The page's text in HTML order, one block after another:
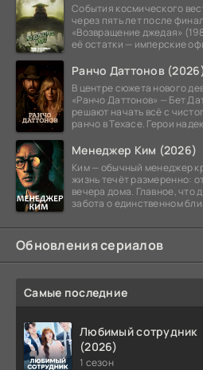
События космического
через пять лет после
«Возвращение джедая»
её остатки — имперские
Ранчо Даттонов
В центре сюжета нового
«Ранчо Даттонов» — Бет
решают начать всё с
ранчо в Техасе. Герои
Менеджер Ким (2026)
Ким — обычный менеджер
жизнь течёт размеренно:
вечера дома. Главное, что
забота о единственном
Обновления сериалов
Самые последние
Любимый сотрудник
(2026)
1 сезон